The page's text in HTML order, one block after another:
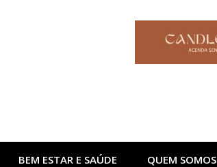
BEM ESTAR E SAÚDE QUEM SOMOS